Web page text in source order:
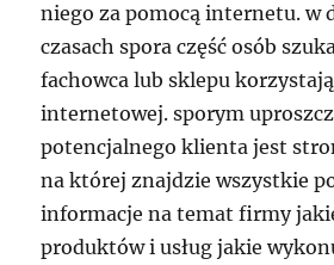
niego za pomocą internetu. w
czasach spora część osób
fachowca lub sklepu
internetowej. sporym
potencjalnego klienta jest
na której znajdzie wszystkie
informacje na temat firmy
produktów i usług jakie